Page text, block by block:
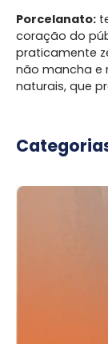
Porcelanato:
coração do
praticamente
não mancha e
naturais, que